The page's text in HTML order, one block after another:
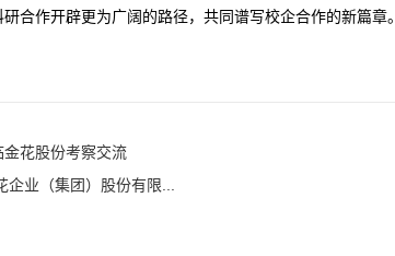
合作开辟更为广阔的路径，共同谱写校企合作的新篇章。
花股份考察交流
业（集团）股份有限...